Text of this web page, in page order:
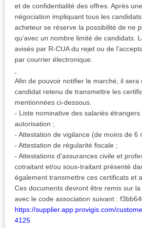
et de confidentialité des offres. Après
négociation impliquant tous les
acheteur se réserve la possibilité de ne
qu’avec un nombre limité de candidats.
avisés par R-CUA du rejet ou de
par courrier électronique.
Afin de pouvoir notifier le marché, il sera
candidat retenu de transmettre les
mentionnées ci-dessous.
- Liste nominative des salariés étrangers
autorisation ;
- Attestation de vigilance (de moins de 6
- Attestation de régularité fiscale ;
- Attestations d’assurances civile et
cotraitant et/ou sous-traitant présenté
également transmettre ces certificats et
Ces documents devront être remis sur
avec le code association suivant :
https://supplier.app.provigis.com/
4125